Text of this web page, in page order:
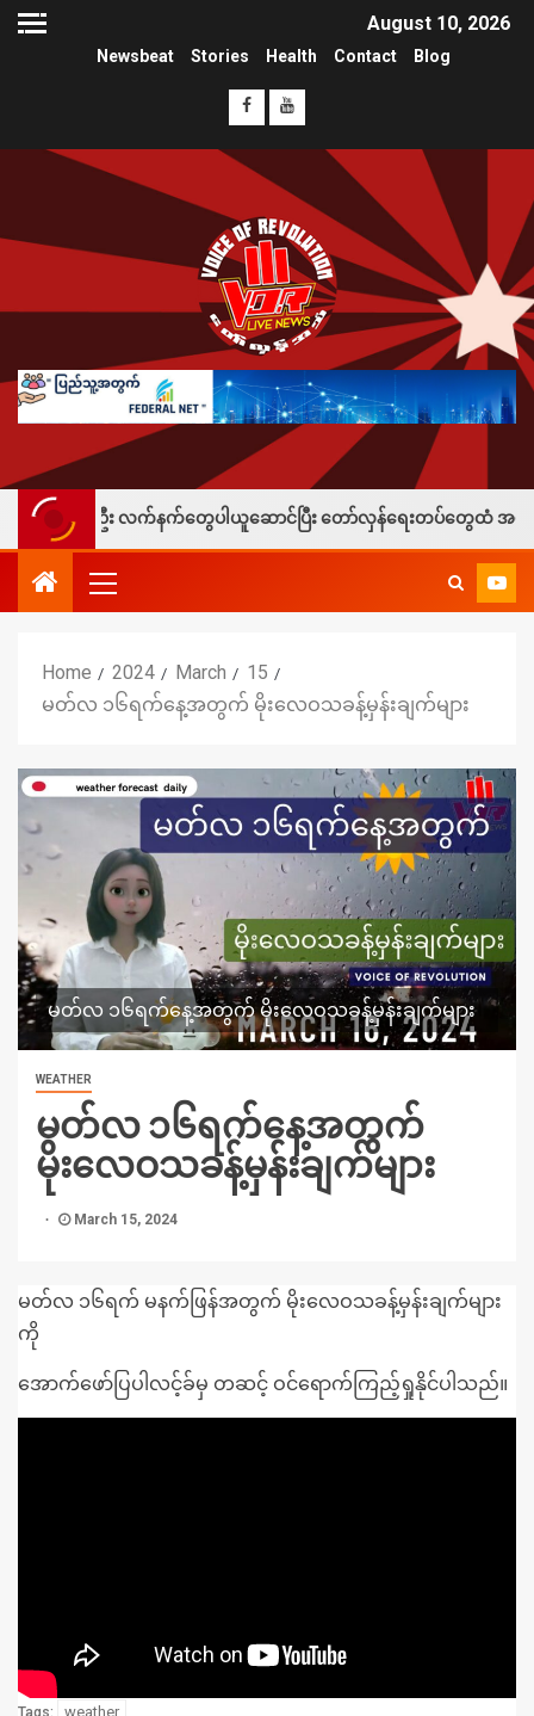
August 10, 2026
Newsbeat Stories Health Contact Blog
း လက်နက်တွေပါယူဆောင်ပြီး တော်လှန်ရေးတပ်တွေထံ အပ်နှံလို့ သိန်းတစ်
Home 2024 March
15
မတ်လ ၁၆ရက်နေ့အတွက် မိုးလေဝသခန့်မှန်းချက်များ
မတ်လ ၁၆ရက်နေ့အတွက် မိုးလေဝသခန့်မှန်းချက်များ
WEATHER
မတ်လ ၁၆ရက်နေ့အတွက်
မိုးလေဝသခန့်မှန်းချက်များ
March 15, 2024
မတ်လ ၁၆ရက် မနက်ဖြန်အတွက် မိုးလေဝသခန့်မှန်းချက်များ
ကို
အောက်ဖော်ပြပါလင့်ခ်မှ တဆင့် ဝင်ရောက်ကြည့်ရှုနိုင်ပါသည်။
Tags: weather